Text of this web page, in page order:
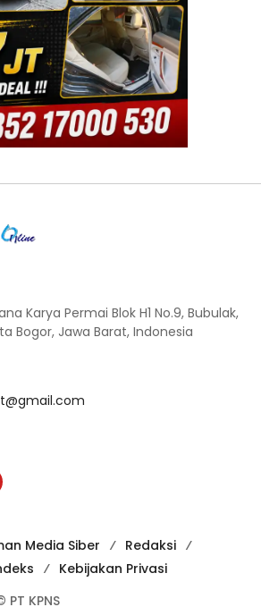
Karya Permai Blok H1 No.9, Bubulak,
Bogor, Jawa Barat, Indonesia
Media Siber
Redaksi
Kebijakan Privasi
KPNS